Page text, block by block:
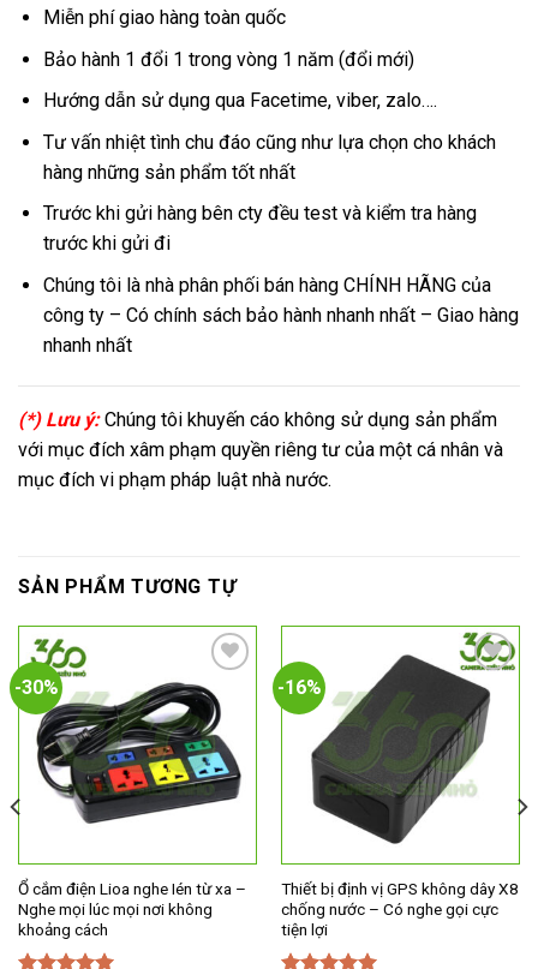
Miễn phí giao hàng toàn quốc
Bảo hành 1 đổi 1 trong vòng 1 năm (đổi mới)
Hướng dẫn sử dụng qua Facetime, viber, zalo….
Tư vấn nhiệt tình chu đáo cũng như lựa chọn cho khách
hàng những sản phẩm tốt nhất
Trước khi gửi hàng bên cty đều test và kiểm tra hàng
trước khi gửi đi
Chúng tôi là nhà phân phối bán hàng CHÍNH HÃNG của
công ty – Có chính sách bảo hành nhanh nhất – Giao hàng
nhanh nhất
(*) Lưu ý:Chúng tôi khuyến cáo không sử dụng sản phẩm
với mục đích xâm phạm quyền riêng tư của một cá nhân và
mục đích vi phạm pháp luật nhà nước.
SẢN PHẨM TƯƠNG TỰ
-30%
Add to
wishlist
Ổ cắm điện Lioa nghe Ién từ xa –
Nghe mọi lúc mọi nơi không
khoảng cách
-16%
Add to
wishlist
Thiết bị định vị GPS không dây X8
chống nước – Có nghe gọi cực
tiện lợi